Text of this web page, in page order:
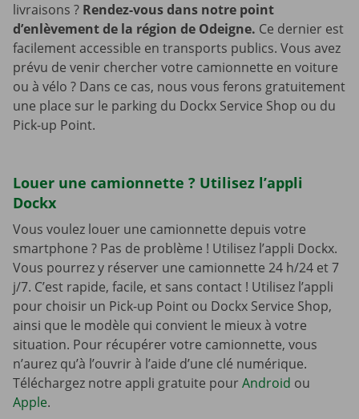
livraisons ? Rendez-vous dans notre point
d’enlèvement de la région de Odeigne. Ce dernier est
facilement accessible en transports publics. Vous avez
prévu de venir chercher votre camionnette en voiture
ou à vélo ? Dans ce cas, nous vous ferons gratuitement
une place sur le parking du Dockx Service Shop ou du
Pick-up Point.
Louer une camionnette ? Utilisez l’appli
Dockx
Vous voulez louer une camionnette depuis votre
smartphone ? Pas de problème ! Utilisez l’appli Dockx.
Vous pourrez y réserver une camionnette 24 h/24 et 7
j/7. C’est rapide, facile, et sans contact ! Utilisez l’appli
pour choisir un Pick-up Point ou Dockx Service Shop,
ainsi que le modèle qui convient le mieux à votre
situation. Pour récupérer votre camionnette, vous
n’aurez qu’à l’ouvrir à l’aide d’une clé numérique.
Téléchargez notre appli gratuite pourAndroid ou
Apple.